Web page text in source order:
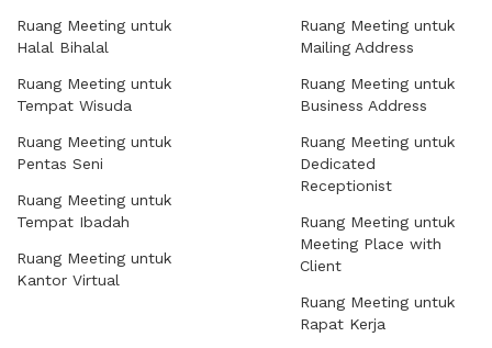
Ruang Meeting untuk
Halal Bihalal
Ruang Meeting untuk
Tempat Wisuda
Ruang Meeting untuk
Pentas Seni
Ruang Meeting untuk
Tempat Ibadah
Ruang Meeting untuk
Kantor Virtual
Ruang Meeting untuk
Mailing Address
Ruang Meeting untuk
Business Address
Ruang Meeting untuk
Dedicated
Receptionist
Ruang Meeting untuk
Meeting Place with
Client
Ruang Meeting untuk
Rapat Kerja